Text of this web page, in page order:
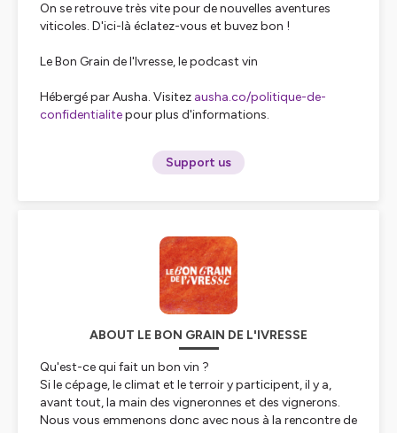
On se retrouve très vite pour de nouvelles aventures
viticoles. D'ici-là éclatez-vous et buvez bon !
Le Bon Grain de l'Ivresse, le podcast vin
Hébergé par Ausha. Visitez ausha.co/politique-de-
confidentialitepour plus d'informations.
Support us
ABOUT LE BON GRAIN DE L'IVRESSE
Qu'est-ce qui fait un bon vin ?
Si le cépage, le climat et le terroir y participent, il y a,
avant tout, la main des vigneronnes et des vignerons.
Nous vous emmenons donc avec nous à la rencontre de